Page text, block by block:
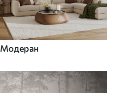
Модеран